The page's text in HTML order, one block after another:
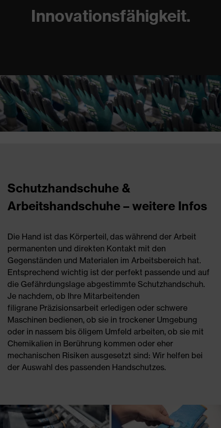
Innovationsfähigkeit.
Schutzhandschuhe &
Arbeitshandschuhe – weitere Infos
Die Hand ist das Körperteil, das während der Arbeit
permanenten und direkten Kontakt mit den
Gegenständen und Materialen im Arbeitsbereich hat.
Entsprechend wichtig ist der perfekt passende und auf
die Gefährdungslage abgestimmte Schutzhandschuh.
Je nachdem, ob Ihre Mitarbeitenden
filigrane Präzisionsarbeit erledigen oder schwere
Maschinen bedienen, ob sie in trockener Umgebung
oder in nassem bis öligem Umfeld arbeiten, ob sie mit
Chemikalien in Berührung kommen oder eher
mechanischen Risiken ausgesetzt sind: Wir helfen bei
der Auswahl des passenden Handschutzes.